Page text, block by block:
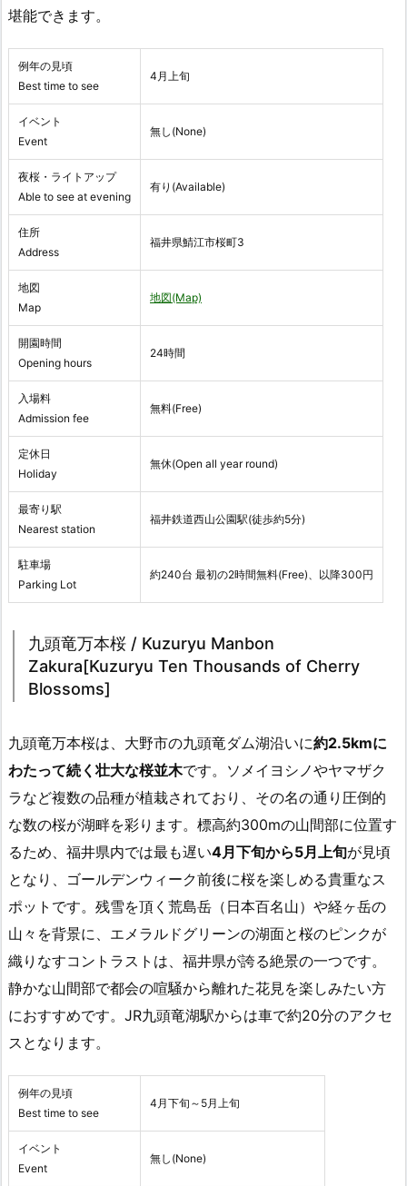
堪能できます。
例年の見頃
Best time to see
4月上旬
イベント
Event
無し(None)
夜桜・ライトアップ
Able to see at evening
有り(Available)
住所
Address
福井県鯖江市桜町3
地図
Map
地図(Map)
開園時間
Opening hours
24時間
入場料
Admission fee
無料(Free)
定休日
Holiday
無休(Open all year round)
最寄り駅
Nearest station
福井鉄道西山公園駅(徒歩約5分)
駐車場
Parking Lot
約240台 最初の2時間無料(Free)、以降300円
九頭竜万本桜 / Kuzuryu Manbon
Zakura[Kuzuryu Ten Thousands of Cherry
Blossoms]
九頭竜万本桜は、大野市の九頭竜ダム湖沿いに約2.5kmに
わたって続く壮大な桜並木です。ソメイヨシノやヤマザク
ラなど複数の品種が植栽されており、その名の通り圧倒的
な数の桜が湖畔を彩ります。標高約300mの山間部に位置す
るため、福井県内では最も遅い4月下旬から5月上旬が見頃
となり、ゴールデンウィーク前後に桜を楽しめる貴重なス
ポットです。残雪を頂く荒島岳（日本百名山）や経ヶ岳の
山々を背景に、エメラルドグリーンの湖面と桜のピンクが
織りなすコントラストは、福井県が誇る絶景の一つです。
静かな山間部で都会の喧騒から離れた花見を楽しみたい方
におすすめです。JR九頭竜湖駅からは車で約20分のアクセ
スとなります。
例年の見頃
Best time to see
4月下旬～5月上旬
イベント
Event
無し(None)